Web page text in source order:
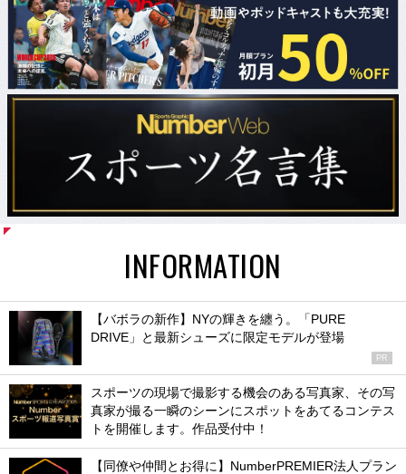
INFORMATION
【バボラの新作】NYの輝きを纏う。「PURE
DRIVE」と最新シューズに限定モデルが登場
PR
スポーツの現場で撮影する機会のある写真家、その写
真家が撮る一瞬のシーンにスポットをあてるコンテス
トを開催します。作品受付中！
【同僚や仲間とお得に】NumberPREMIER法人プラン